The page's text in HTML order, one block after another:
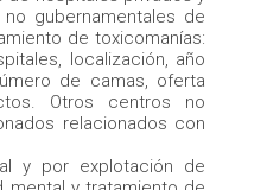
gubernamentales de
de toxicomanías:
localización, año
de camas, oferta
Otros centros no
relacionados con
y por explotación de